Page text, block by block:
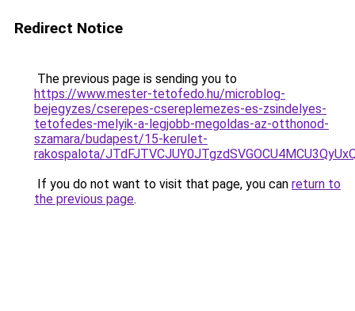
Redirect Notice
The previous page is sending you to
https://www.mester-tetofedo.hu/microblog-
bejegyzes/cserepes-csereplemezes-es-zsindelyes-
tetofedes-melyik-a-legjobb-megoldas-az-otthonod-
szamara/budapest/15-kerulet-
rakospalota/
If you do not want to visit that page, you can return to
the previous page.